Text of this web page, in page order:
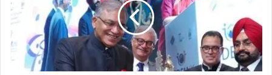
एवं
प्रबंधन
सम्मेलन
(IICDEM)–
2026….